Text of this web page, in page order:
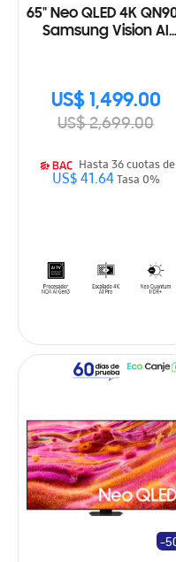
65" Neo QLED 4K
Samsung Vision AI
US$ 1,499.00
US$ 2,699.00
Hasta 36 cuotas de
US$ 41.64Tasa 0%
-